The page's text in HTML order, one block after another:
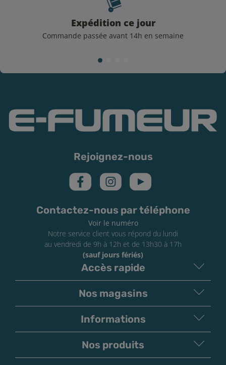
Expédition ce jour
Commande passée avant 14h en semaine
Rejoignez-nous
Contactez-nous par téléphone
Voir le numéro
Notre service client vous répond du lundi
au vendredi de 9h à 12h et de 13h30 à 17h
(sauf jours fériés)
Accès rapide
Nos magasins
Informations
Nos produits